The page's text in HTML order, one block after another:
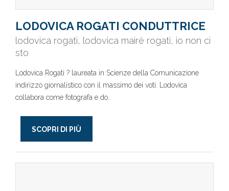
LODOVICA ROGATI CONDUTTRICE
lodovica rogati, lodovica mairè rogati, io non ci
sto
Lodovica Rogati ? laureata in Scienze della Comunicazione
indirizzo giornalistico con il massimo dei voti. Lodovica
collabora come fotografa e do..
SCOPRI DI PIÙ